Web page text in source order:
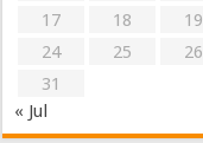
17
18 19
24
25 26
31
« Jul